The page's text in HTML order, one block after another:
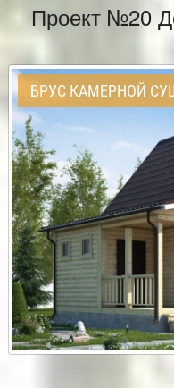
Проект №20
БРУС КАМЕРНОЙ